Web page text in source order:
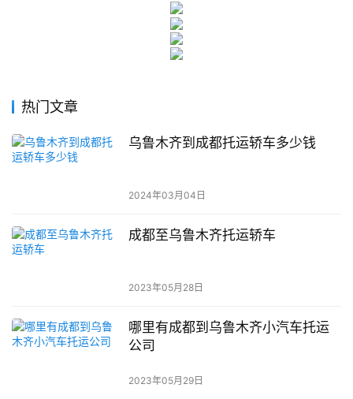
热门文章
乌鲁木齐到成都托运轿车多少钱
2024年03月04日
成都至乌鲁木齐托运轿车
2023年05月28日
哪里有成都到乌鲁木齐小汽车托运
公司
2023年05月29日